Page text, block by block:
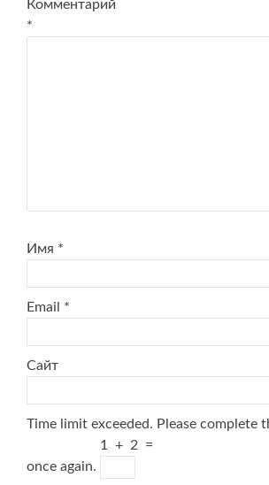
Комментарий
*
Имя *
Email *
Сайт
Time limit exceeded. Please complete
once again.
1 + 2 =